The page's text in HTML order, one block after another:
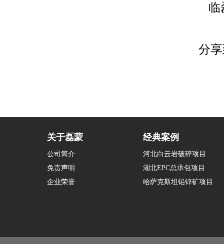
临
分
关于磊蒙
公司简介
免责声明
企业荣誉
经典案例
河北白云岩破碎项目
湖北EPC总承包项目
哈萨克斯坦铅锌矿项目